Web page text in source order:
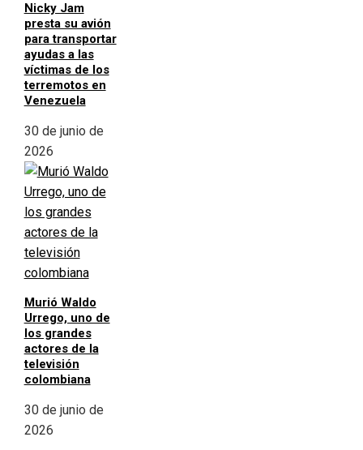
Nicky Jam
presta su avión
para transportar
ayudas a las
víctimas de los
terremotos en
Venezuela
30 de junio de
2026
Murió Waldo
Urrego, uno de
los grandes
actores de la
televisión
colombiana
30 de junio de
2026